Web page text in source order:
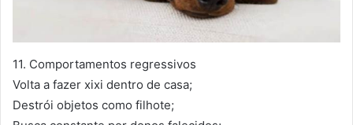
11. Comportamentos regressivos
Volta a fazer xixi dentro de casa;
Destrói objetos como filhote;